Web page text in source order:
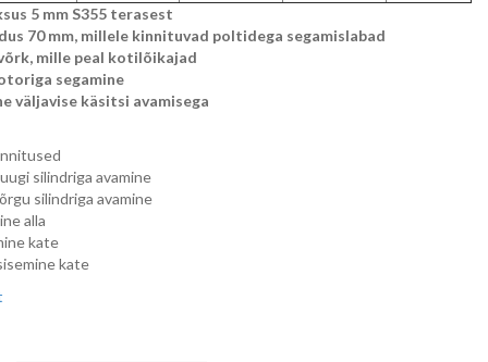
5 mm S355 terasest
70 mm, millele kinnituvad poltidega segamislabad
mille peal kotilõikajad
segamine
väljavise käsitsi avamisega
silindriga avamine
silindriga avamine
alla
kate
kate